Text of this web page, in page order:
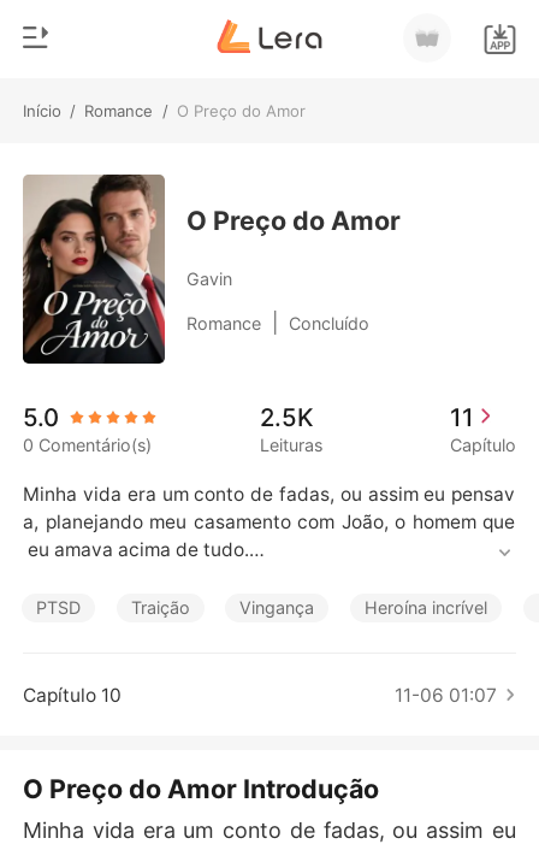
Início / Romance / O Preço do Amor
Loja
Histórico
Sair
Baixar App
Gênero
Moderno
Lobisomem
Contos
Bilionários
Contos Curtos
O Preço do Amor
Gavin
Romance Concluído
5.0
0 Comentário(s)
2.5K
Leituras
11
Capítulo
Minha vida era um conto de fadas, ou assim eu pensav
a, planejando meu casamento com João, o homem que
eu amava acima de tudo.
Então, o telefone tocou. Pedro, o melhor amigo de João,
casa de mãos dadas com Lúcia, me humilhando, me ch
utando para fora da minha própria vida.
PTSD Traição Vingança Heroína incrível
Capítulo 10 11-06 01:07
O Preço do Amor Introdução
Minha vida era um conto de fadas, ou assim eu